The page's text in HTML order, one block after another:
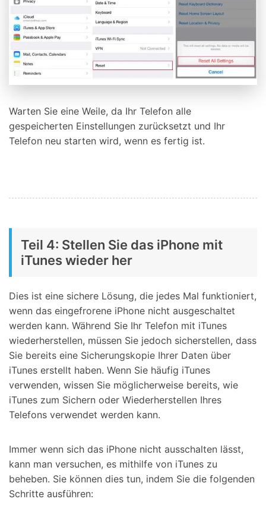
Warten Sie eine Weile, da Ihr Telefon alle
gespeicherten Einstellungen zurücksetzt und Ihr
Telefon neu starten wird, wenn es fertig ist.
Teil 4: Stellen Sie das iPhone mit
iTunes wieder her
Dies ist eine sichere Lösung, die jedes Mal funktioniert,
wenn das eingefrorene iPhone nicht ausgeschaltet
werden kann. Während Sie Ihr Telefon mit iTunes
wiederherstellen, müssen Sie jedoch sicherstellen, dass
Sie bereits eine Sicherungskopie Ihrer Daten über
iTunes erstellt haben. Wenn Sie häufig iTunes
verwenden, wissen Sie möglicherweise bereits, wie
iTunes zum Sichern oder Wiederherstellen Ihres
Telefons verwendet werden kann.
Immer wenn sich das iPhone nicht ausschalten lässt,
kann man versuchen, es mithilfe von iTunes zu
beheben. Sie können dies tun, indem Sie die folgenden
Schritte ausführen: